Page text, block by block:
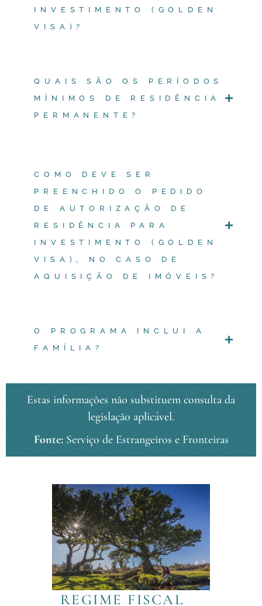
INVESTIMENTO (GOLDEN
VISA)?
QUAIS SÃO OS PERÍODOS
MÍNIMOS DE RESIDÊNCIA
PERMANENTE?
COMO DEVE SER
PREENCHIDO O PEDIDO
DE AUTORIZAÇÃO DE
RESIDÊNCIA PARA
INVESTIMENTO (GOLDEN
VISA), NO CASO DE
AQUISIÇÃO DE IMÓVEIS?
O PROGRAMA INCLUI A
FAMÍLIA?
Estas informações não substituem consulta da
legislação aplicável.
Fonte:Serviço de Estrangeiros e Fronteiras
REGIME FISCAL